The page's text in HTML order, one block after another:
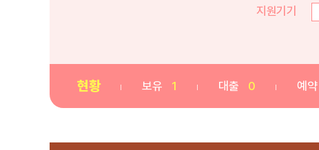
지원기기
현황 보유 1 대출 0 예약